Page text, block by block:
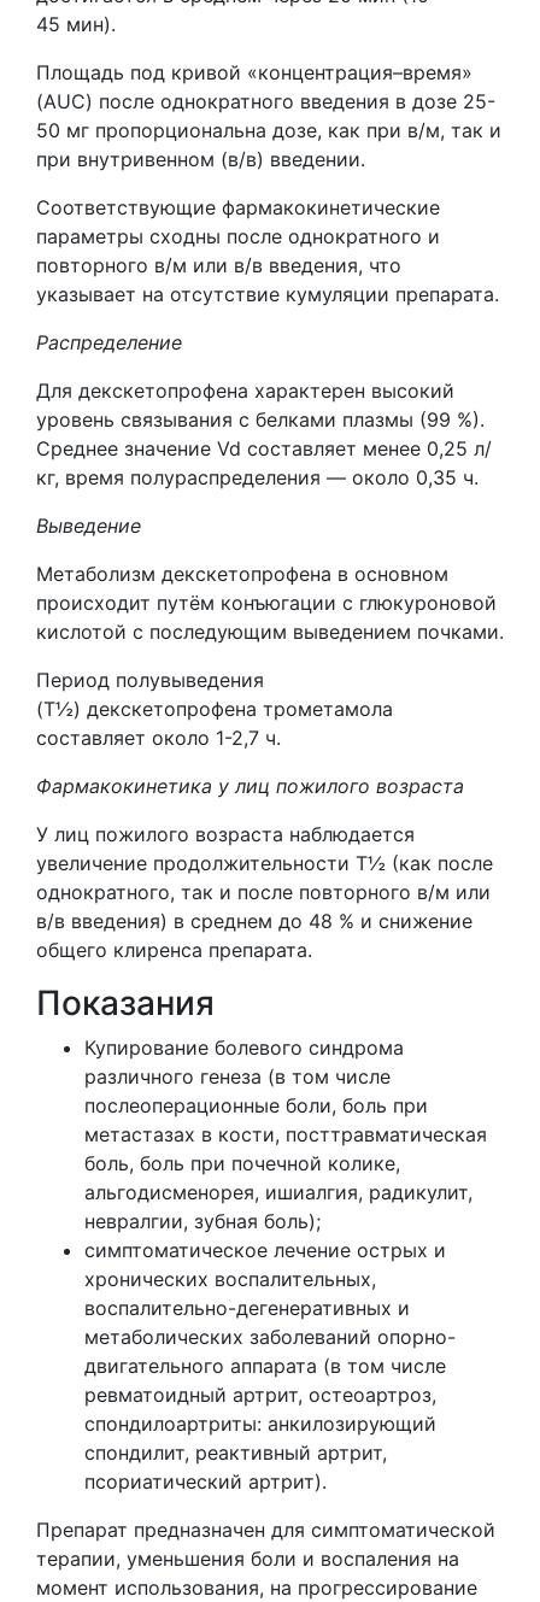
45 мин).
Площадь под кривой «концентрация–время»
(AUC) после однократного введения в дозе 25-
50 мг пропорциональна дозе, как при в/м, так и
при внутривенном (в/в) введении.
Соответствующие фармакокинетические
параметры сходны после однократного и
повторного в/м или в/в введения, что
указывает на отсутствие кумуляции препарата.
Распределение
Для декскетопрофена характерен высокий
уровень связывания с белками плазмы (99 %).
Среднее значение Vd составляет менее 0,25 л/
кг, время полураспределения — около 0,35 ч.
Выведение
Метаболизм декскетопрофена в основном
происходит путём конъюгации с глюкуроновой
кислотой с последующим выведением почками.
Период полувыведения
(T½) декскетопрофена трометамола
составляет около 1-2,7 ч.
Фармакокинетика у лиц пожилого возраста
У лиц пожилого возраста наблюдается
увеличение продолжительности T½ (как после
однократного, так и после повторного в/м или
в/в введения) в среднем до 48 % и снижение
общего клиренса препарата.
Показания
Купирование болевого синдрома
различного генеза (в том числе
послеоперационные боли, боль при
метастазах в кости, посттравматическая
боль, боль при почечной колике,
альгодисменорея, ишиалгия, радикулит,
невралгии, зубная боль);
симптоматическое лечение острых и
хронических воспалительных,
воспалительно-дегенеративных и
метаболических заболеваний опорно-
двигательного аппарата (в том числе
ревматоидный артрит, остеоартроз,
спондилоартриты: анкилозирующий
спондилит, реактивный артрит,
псориатический артрит).
Препарат предназначен для симптоматической
терапии, уменьшения боли и воспаления на
момент использования, на прогрессирование